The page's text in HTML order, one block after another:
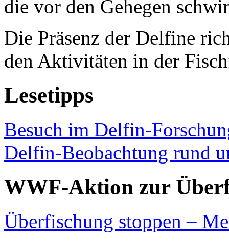
die vor den Gehegen
Die Präsenz der Delfine
den Aktivitäten in der
Lesetipps
Besuch im Delfin-
Delfin-Beobachtung rund
WWF-Aktion zur
Überfischung stoppen –